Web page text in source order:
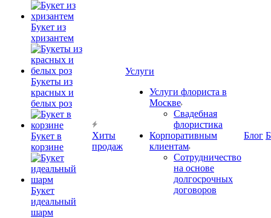
Букет из
хризантем
Букеты из
красных и
белых роз
Букет в
корзине
Букет
идеальный
шарм
Хиты
продаж
Услуги
Услуги флориста в
Москве
Свадебная
флористика
Корпоративным
клиентам
Сотрудничество
на основе
долгосрочных
договоров
Блог